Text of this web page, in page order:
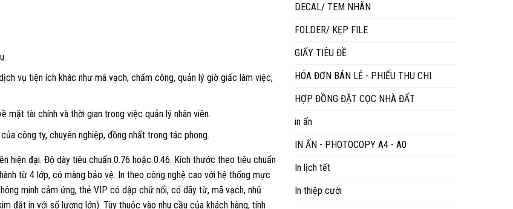
vụ tiện ích khác như mã vạch, chấm công, quản lý giờ giấc làm việc,
tài chính và thời gian trong việc quản lý nhân viên.
công ty, chuyên nghiệp, đồng nhất trong tác phong.
hiện đại. Độ dày tiêu chuẩn 0.76 hoặc 0.46. Kích thước theo tiêu chuẩn
từ 4 lớp, có màng bảo vệ. In theo công nghệ cao với hệ thống mực
minh cảm ứng, thẻ VIP có dập chữ nổi, có dãy từ, mã vạch, nhũ
đặt in với số lượng lớn). Tùy thuộc vào nhu cầu của khách hàng, tính
DECAL/ TEM NHÃN
FOLDER/ KẸP FILE
GIẤY TIÊU ĐỀ
HÓA ĐƠN BÁN LẺ - PHIẾU THU CHI
HỢP ĐỒNG ĐẶT CỌC NHÀ ĐẤT
in ấn
IN ẤN - PHOTOCOPY A4 - A0
In lịch tết
In thiệp cưới